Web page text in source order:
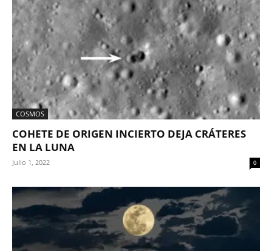
COSMOS
COHETE DE ORIGEN INCIERTO DEJA CRÁTERES
EN LA LUNA
Julio 1, 2022 0